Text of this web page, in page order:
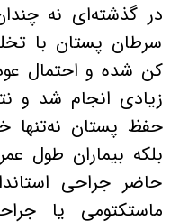
در گذشته‌ای نه
سرطان پستان با
کن شده و احتمال
زیادی انجام شد و
حفظ پستان نه‌تنها
بلکه بیماران طول
حاضر جراحی
ماستکتومی یا